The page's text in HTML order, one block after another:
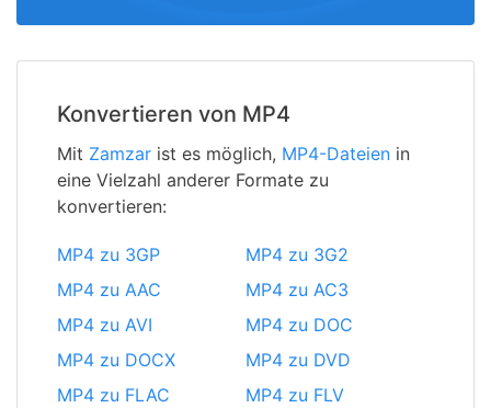
Konvertieren von MP4
Mit Zamzar ist es möglich, MP4-Dateien in
eine Vielzahl anderer Formate zu
konvertieren:
MP4 zu 3GP
MP4 zu 3G2
MP4 zu AAC
MP4 zu AC3
MP4 zu AVI
MP4 zu DOC
MP4 zu DOCX
MP4 zu DVD
MP4 zu FLAC
MP4 zu FLV